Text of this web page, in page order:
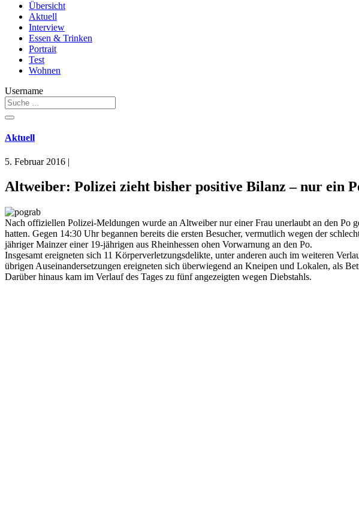
Übersicht
Aktuell
Interview
Essen & Trinken
Portrait
Test
Wohnen
Username
Aktuell
5. Februar 2016 |
Altweiber: Polizei zieht bisher positive Bilanz – nur ein
Nach offiziellen Polizei-Meldungen wurde an Altweiber nur einer Frau unerlaubt an den Po
hatten. Gegen 14:30 Uhr begannen bereits die ersten Besucher, vermutlich wegen der
jähriger Mainzer einer 19-jährigen aus Rheinhessen ohen Vorwarnung an den Po.
Insgesamt ereigneten sich 11 Körperverletzungsdelikte, unter anderen auch im weiteren
übrigen Auseinandersetzungen ereigneten sich überwiegend an Kneipen und Lokalen, als
Darüber hinaus kam im Verlauf des Tages zu fünf angezeigten wegen Diebstahls.